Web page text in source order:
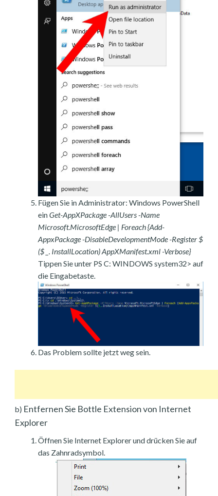
Fügen Sie in Administrator: Windows PowerShell
einGet-AppXPackage -AllUsers -Name
Microsoft.MicrosoftEdge | Foreach {Add-
AppxPackage -DisableDevelopmentMode -Register $
($ _. InstallLocation) AppXManifest.xml -Verbose}
Tippen Sie unter PS C: WINDOWS system32> auf
die Eingabetaste.
Das Problem sollte jetzt weg sein.
b) Entfernen Sie Bottle Extension von Internet
Explorer
Öffnen Sie Internet Explorer und drücken Sie auf
das Zahnradsymbol.